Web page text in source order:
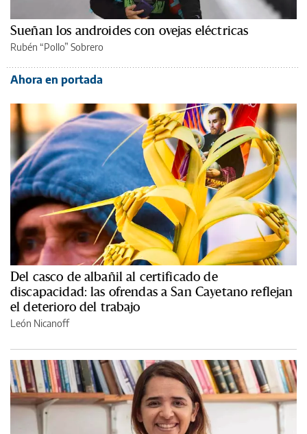
Sueñan los androides con ovejas eléctricas
Rubén “Pollo” Sobrero
Ahora en portada
Del casco de albañil al certificado de
discapacidad: las ofrendas a San Cayetano reflejan
el deterioro del trabajo
León Nicanoff